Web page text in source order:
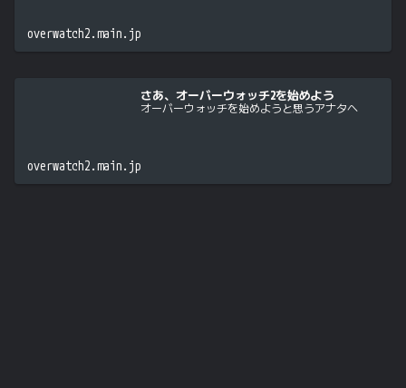
overwatch2.main.jp
さあ、オーバーウォッチ2を始めよう
オーバーウォッチを始めようと思うアナタへ
overwatch2.main.jp